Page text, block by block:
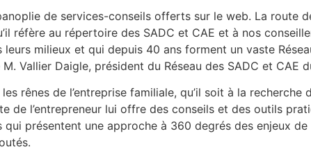
de services-conseils offerts sur le web. La route
réfère au répertoire des SADC et CAE et à nos
milieux et qui depuis 40 ans forment un vaste
Vallier Daigle, président du Réseau des SADC et CAE
rênes de l’entreprise familiale, qu’il soit à la recherche
de l’entrepreneur lui offre des conseils et des outils
présentent une approche à 360 degrés des enjeux de